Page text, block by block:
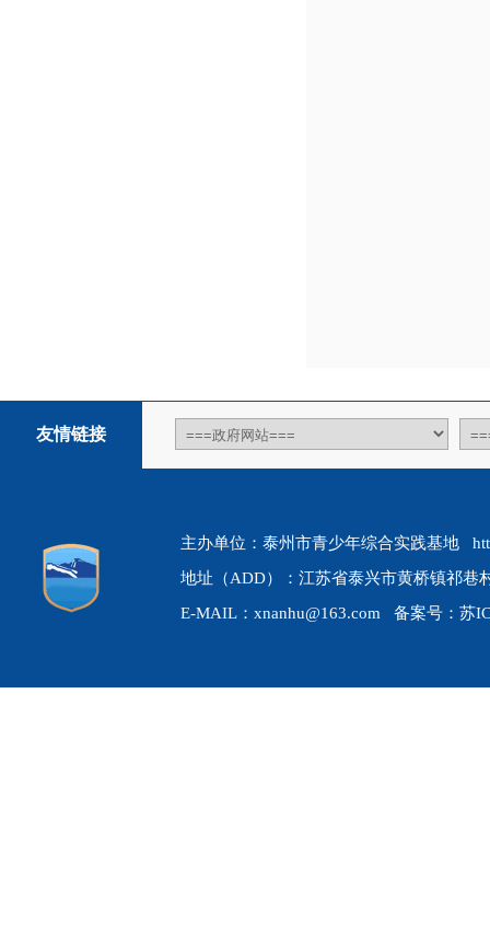
友情链接
主办单位：泰州市青少年综合实践基地
地址（ADD）：江苏省泰兴市黄桥镇祁
E-MAIL：xnanhu@163.com 备案号： 苏